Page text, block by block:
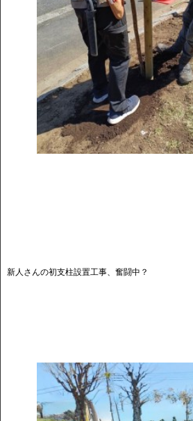
新人さんの初支柱設置工事、奮闘中？